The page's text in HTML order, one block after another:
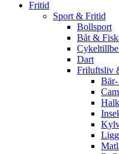
Fritid
Sport & Fritid
Bollsport
Båt &
Dart
Friluftsliv